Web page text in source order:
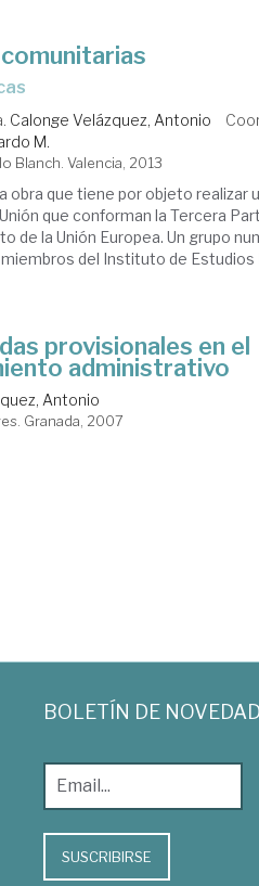
Calonge Velázquez, Antonio
M.
Blanch. Valencia, 2013
obra que tiene por objeto realizar
que conforman la Tercera
de la Unión Europea. Un grupo
del Instituto de Estudios
provisionales en el
administrativo
Antonio
Granada, 2007
BOLETÍN DE
SUSCRIBIRSE